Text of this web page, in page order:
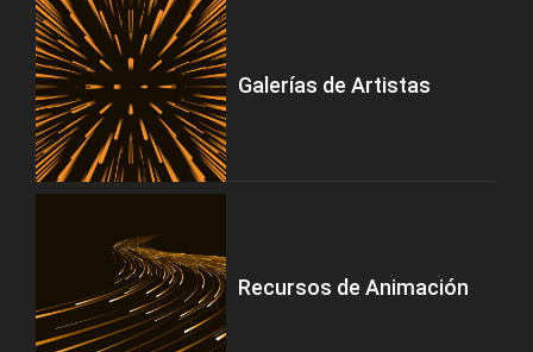
Galerías de Artistas
Recursos de Animación